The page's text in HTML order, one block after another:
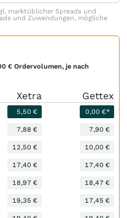
marktüblicher Spreads und
und Zuwendungen, mögliche
€ Ordervolumen, je nach
Xetra Gettex
5,50 € 0,00 €*
7,88 € 7,90 €
12,50 € 10,00 €
17,40 € 17,40 €
18,97 € 18,47 €
19,35 € 17,45 €